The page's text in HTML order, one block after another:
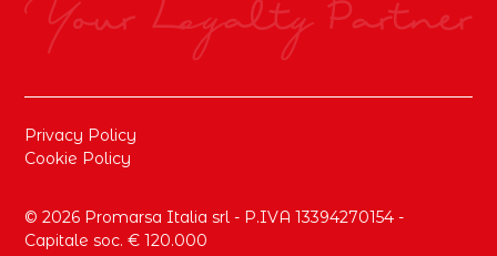
Privacy Policy
Cookie Policy
© 2026 Promarsa Italia srl - P.IVA 13394270154 -
Capitale soc. € 120.000